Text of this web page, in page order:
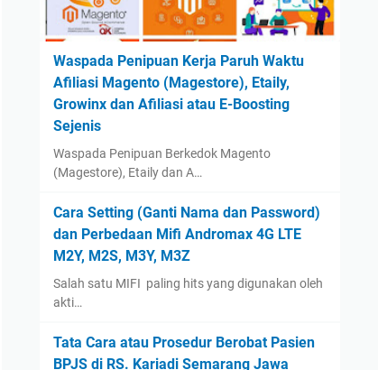
June(1)
May(1)
April(1)
March
(1)
February
January(1)
2023(14)
August(1)
January(13)
2022 (14)
December(4)
August(1)
Waspada Penipuan Kerja Paruh Waktu
Afiliasi Magento (Magestore), Etaily,
Growinx dan Afiliasi atau E-Boosting
Sejenis
Waspada Penipuan Berkedok Magento
(Magestore), Etaily dan A…
Cara Setting (Ganti Nama dan Password)
dan Perbedaan Mifi Andromax 4G LTE
M2Y, M2S, M3Y, M3Z
Salah satu MIFI paling hits yang digunakan oleh
akti…
Tata Cara atau Prosedur Berobat Pasien
BPJS di RS. Kariadi Semarang Jawa